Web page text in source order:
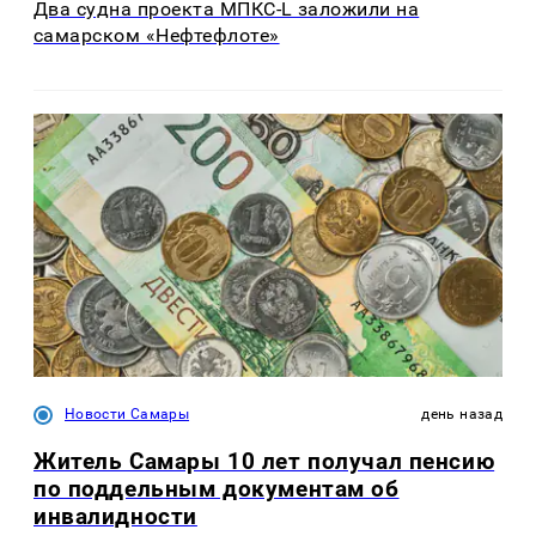
Два судна проекта МПКС-L заложили на
самарском «Нефтефлоте»
Новости Самары день назад
Житель Самары 10 лет получал пенсию
по поддельным документам об
инвалидности